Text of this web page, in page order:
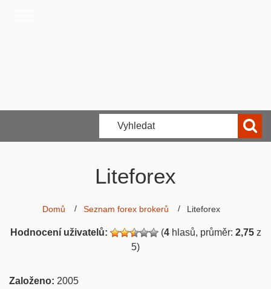
Liteforex
Domů Seznam forex brokerů Liteforex
Hodnocení uživatelů: (4hlasů, průměr: 2,75z
5)
Založeno: 2005